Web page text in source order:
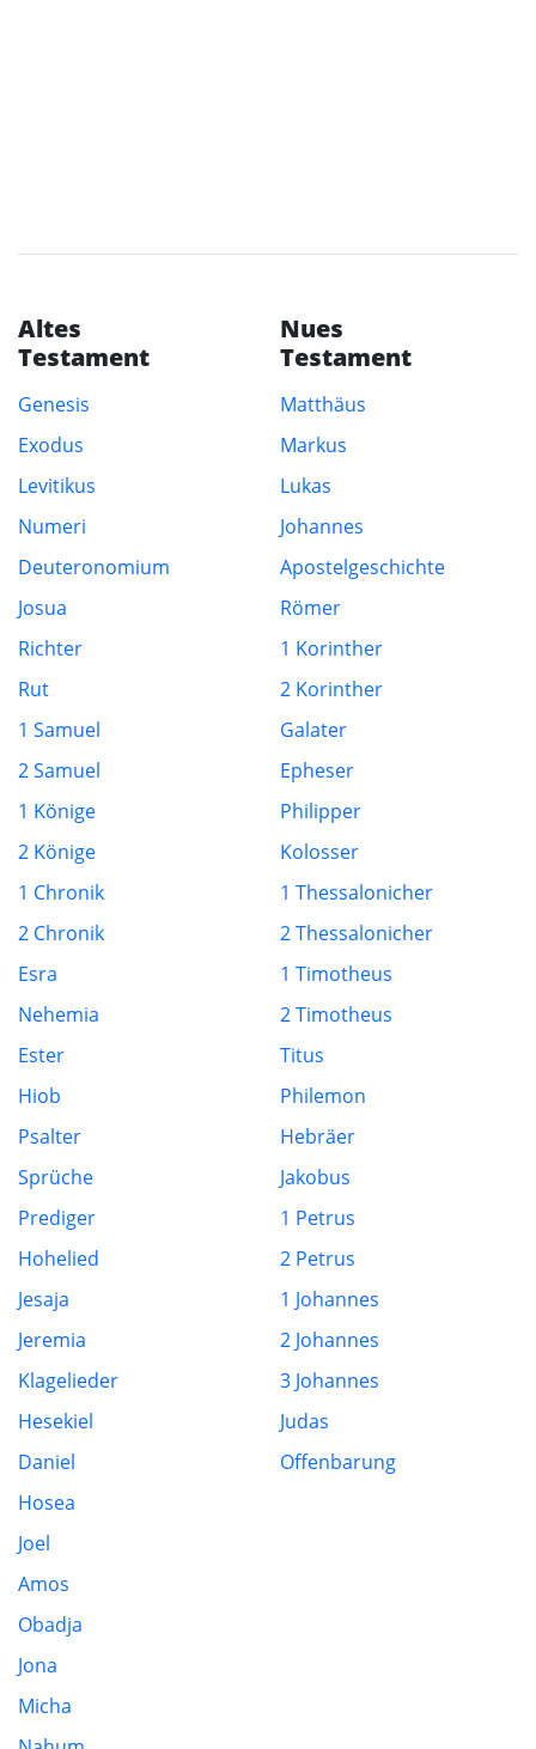
Altes
Testament
Genesis
Exodus
Levitikus
Numeri
Deuteronomium
Josua
Richter
Rut
1 Samuel
2 Samuel
1 Könige
2 Könige
1 Chronik
2 Chronik
Esra
Nehemia
Ester
Hiob
Psalter
Sprüche
Prediger
Hohelied
Jesaja
Jeremia
Klagelieder
Hesekiel
Daniel
Hosea
Joel
Amos
Obadja
Jona
Micha
Nues
Testament
Matthäus
Markus
Lukas
Johannes
Apostelgeschichte
Römer
1 Korinther
2 Korinther
Galater
Epheser
Philipper
Kolosser
1 Thessalonicher
2 Thessalonicher
1 Timotheus
2 Timotheus
Titus
Philemon
Hebräer
Jakobus
1 Petrus
2 Petrus
1 Johannes
2 Johannes
3 Johannes
Judas
Offenbarung